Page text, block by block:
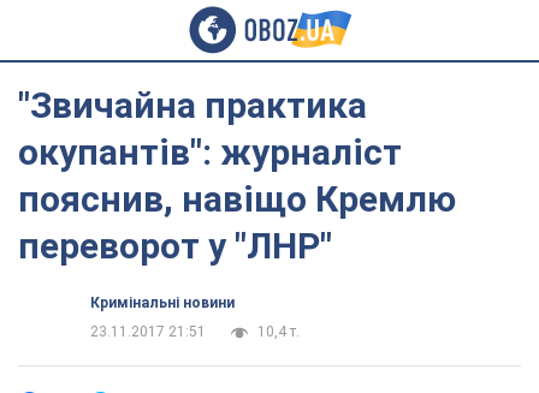
"Звичайна практика
окупантів": журналіст
пояснив, навіщо Кремлю
переворот у "ЛНР"
Кримінальні новини
23.11.2017 21:51
10,4 т.